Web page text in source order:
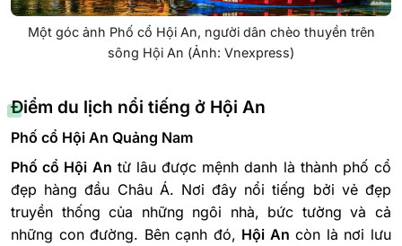
Một góc ảnh Phố cổ Hội An, người dân chèo thuyền trên
sông Hội An (Ảnh: Vnexpress)
Điểm du lịch nổi tiếng ở Hội An
Phố cổ Hội An Quảng Nam
Phố cổ Hội An từ lâu được mệnh danh là thành phố cổ
đẹp hàng đầu Châu Á. Nơi đây nổi tiếng bởi vẻ đẹp
truyền thống của những ngôi nhà, bức tường và cả
những con đường. Bên cạnh đó, Hội An còn là nơi lưu